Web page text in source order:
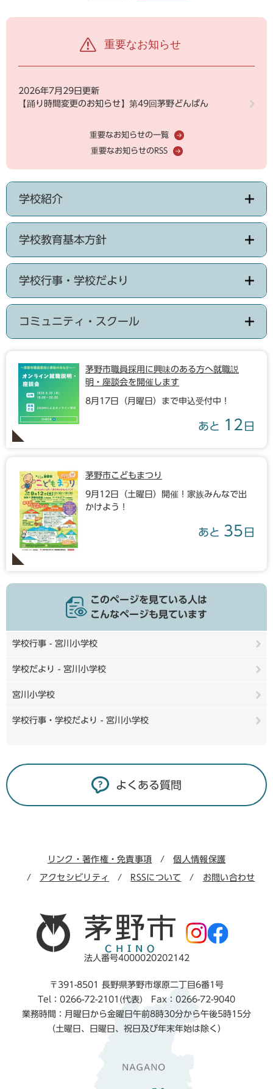
重要なお知らせ
2026年7月29日更新
【踊り時間変更のお知らせ】第49回茅野どんばん
重要なお知らせの一覧
重要なお知らせのRSS
学校紹介
学校教育基本方針
学校行事・学校だより
コミュニティ・スクール
茅野市職員採用に興味のある方へ就職説
明・座談会を開催します
8月17日（月曜日）まで申込受付中！
あと 12 日
茅野市こどもまつり
9月12日（土曜日）開催！家族みんなで出
かけよう！
あと 35 日
このページを見ている人は
こんなページも見ています
学校行事 - 宮川小学校
学校だより - 宮川小学校
宮川小学校
学校行事・学校だより - 宮川小学校
よくある質問
リンク・著作権・免責事項 個人情報保護
アクセシビリティ RSSについて お問い合わせ
法人番号4000020202142
〒391-8501 長野県茅野市塚原二丁目6番1号
Tel：0266-72-2101(代表) Fax：0266-72-9040
業務時間：月曜日から金曜日午前8時30分から午後5時15分
（土曜日、日曜日、祝日及び年末年始は除く）